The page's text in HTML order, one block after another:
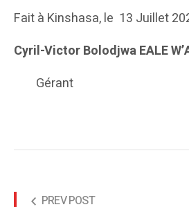
Fait à Kinshasa, le 13 Juillet
Cyril-Victor Bolodjwa EALE
Gérant
PREV POST